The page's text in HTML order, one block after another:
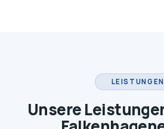
LEISTUNGEN
Unsere